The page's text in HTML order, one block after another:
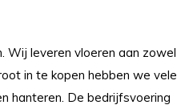
Wij leveren vloeren aan zowel
in te kopen hebben we vele
hanteren. De bedrijfsvoering